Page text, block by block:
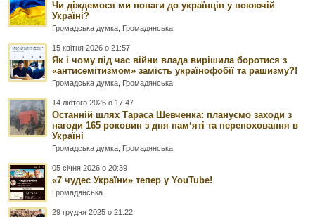
Чи діждемося ми поваги до українців у воюючій
Україні?
Громадська думка Громадянська
15 квітня 2026 о 21:57
Як і чому під час війни влада вирішила боротися з
«антисемітизмом» замість українофобії та рашизму?!
Громадська думка Громадянська
14 лютого 2026 о 17:47
Останній шлях Тараса Шевченка: плануємо заходи з
нагоди 165 роковин з дня памʼяті та перепоховання в
Україні
Громадська думка Громадянська
05 січня 2026 о 20:39
«7 чудес України» тепер у YouTube!
Громадянська
29 грудня 2025 о 21:22